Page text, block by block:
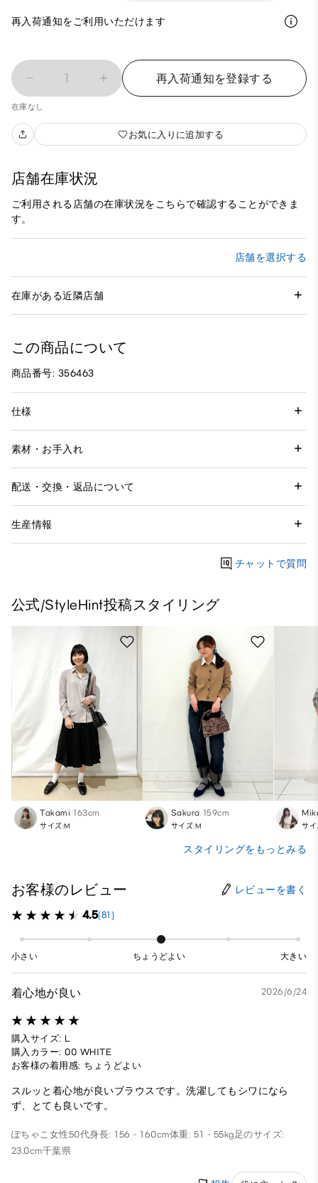
再入荷通知をご利用いただけます
1 再入荷通知を登録する
在庫なし
お気に入りに追加する
店舗在庫状況
ご利用される店舗の在庫状況をこちらで確認することができま
す。
店舗を選択する
在庫がある近隣店舗
この商品について
商品番号: 356463
仕様
素材・お手入れ
配送・交換・返品について
生産情報
チャットで質問
公式/StyleHint投稿スタイリング
Takami 163cm
サイズ:M
Sakura 159cm
サイズ:M サ
スタイリングをもっとみる
お客様のレビュー レビューを書く
4.5(81)
小さい ちょうどよい 大きい
着心地が良い 2026/6/24
購入サイズ: L
購入カラー: 00 WHITE
お客様の着用感: ちょうどよい
スルッと着心地が良いブラウスです。洗濯してもシワになら
ず、とても良いです。
ぽちゃこ 女性50代身長: 156 - 160cm体重: 51 - 55kg足のサイズ:
23.0cm千葉県